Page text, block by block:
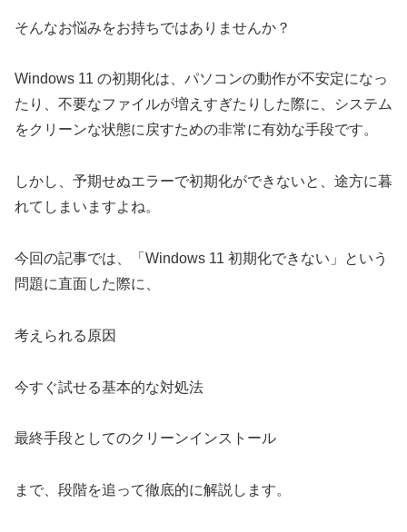
そんなお悩みをお持ちではありませんか？
Windows 11 の初期化は、パソコンの動作が不安定になっ
たり、不要なファイルが増えすぎたりした際に、システム
をクリーンな状態に戻すための非常に有効な手段です。
しかし、予期せぬエラーで初期化ができないと、途方に暮
れてしまいますよね。
今回の記事では、「Windows 11 初期化できない」という
問題に直面した際に、
考えられる原因
今すぐ試せる基本的な対処法
最終手段としてのクリーンインストール
まで、段階を追って徹底的に解説します。